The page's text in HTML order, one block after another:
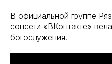
В официальной группе
соцсети «ВКонтакте»
богослужения.